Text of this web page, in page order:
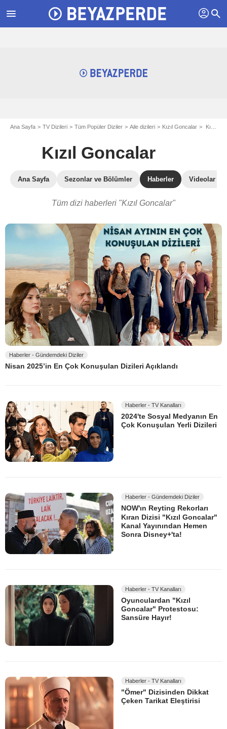
menu profil search
Ana Sayfa TV Dizileri Tüm Popüler Diziler Aile dizileri Kızıl Goncalar Kızıl Goncalar haberleri
Kızıl Goncalar
Ana Sayfa Sezonlar ve Bölümler Haberler Videolar
Tüm dizi haberleri "Kızıl Goncalar"
Haberler - Gündemdeki Diziler
Nisan 2025’in En Çok Konuşulan Dizileri Açıklandı
Haberler - TV Kanalları
2024'te Sosyal Medyanın En
Çok Konuşulan Yerli Dizileri
Haberler - Gündemdeki Diziler
NOW'ın Reyting Rekorları
Kıran Dizisi "Kızıl Goncalar"
Kanal Yayınından Hemen
Sonra Disney+'ta!
Haberler - TV Kanalları
Oyunculardan "Kızıl
Goncalar" Protestosu:
Sansüre Hayır!
Haberler - TV Kanalları
"Ömer" Dizisinden Dikkat
Çeken Tarikat Eleştirisi